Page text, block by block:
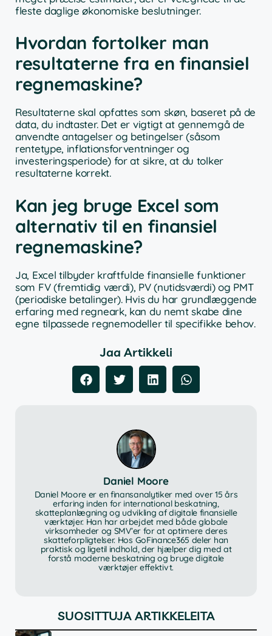
fleste daglige økonomiske beslutninger.
Hvordan fortolker man
resultaterne fra en finansiel
regnemaskine?
Resultaterne skal opfattes som skøn, baseret på de
data, du indtaster. Det er vigtigt at gennemgå de
anvendte antagelser og betingelser (såsom
rentetype, inflationsforventninger og
investeringsperiode) for at sikre, at du tolker
resultaterne korrekt.
Kan jeg bruge Excel som
alternativ til en finansiel
regnemaskine?
Ja, Excel tilbyder kraftfulde finansielle funktioner
som FV (fremtidig værdi), PV (nutidsværdi) og PMT
(periodiske betalinger). Hvis du har grundlæggende
erfaring med regneark, kan du nemt skabe dine
egne tilpassede regnemodeller til specifikke behov.
Jaa Artikkeli
Daniel Moore
Daniel Moore er en finansanalytiker med over 15 års
erfaring inden for international beskatning,
skatteplanlægning og udvikling af digitale finansielle
værktøjer. Han har arbejdet med både globale
virksomheder og SMV’er for at optimere deres
skatteforpligtelser. Hos GoFinance365 deler han
praktisk og ligetil indhold, der hjælper dig med at
forstå moderne beskatning og bruge digitale
værktøjer effektivt.
SUOSITTUJA ARTIKKELEITA